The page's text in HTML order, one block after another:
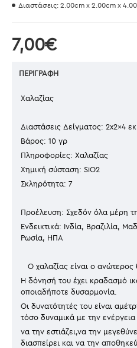
7,00€
Διαστάσεις: 2.00cm x 2.00cm x
ΠΕΡΙΓΡΑΦΉ
Χαλαζίας
Διαστάσεις Δείγματος: 2x2x4 εκ.
Βάρος: 10 γρ
Πληροφορίες: Χαλαζίας
Χημική σύσταση: SiO2
Σκληρότητα: 7
Προέλευση: Σχεδόν όλα μέρη
Ενδεικτικά: Ινδία, Βραζιλία,
Ρωσία, ΗΠΑ
Ο χαλαζίας είναι ο ανώτερος
Η δόνησή του έχει κραδασμό
οποιαδήποτε δυσαρμονία.
Οι δυνατότητές του είναι
τόσο δυναμικά με την ενέργεια
να την εστιάζει,να την
διασπείρει και να την